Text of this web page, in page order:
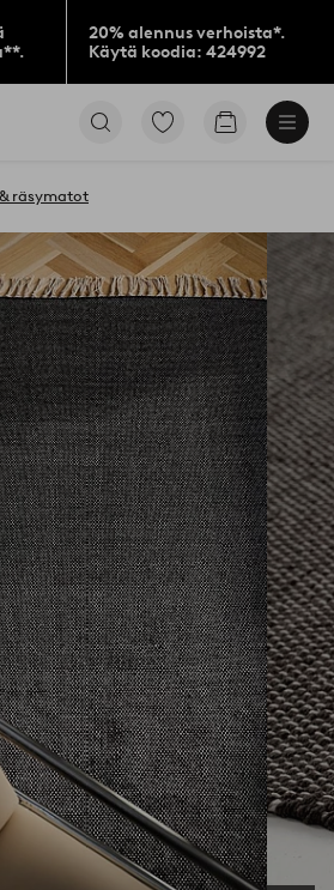
20% alennus verhoista*.
Käytä koodia: 424992
Siirry
Siirry
räsymatot